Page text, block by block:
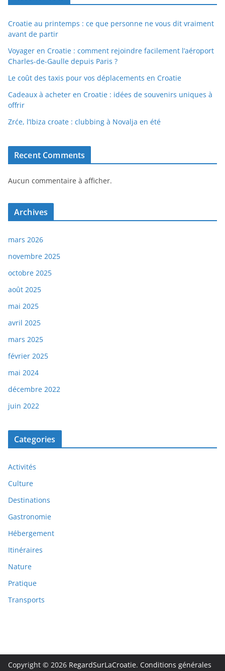
Croatie au printemps : ce que personne ne vous dit vraiment
avant de partir
Voyager en Croatie : comment rejoindre facilement l’aéroport
Charles-de-Gaulle depuis Paris ?
Le coût des taxis pour vos déplacements en Croatie
Cadeaux à acheter en Croatie : idées de souvenirs uniques à
offrir
Zrće, l’Ibiza croate : clubbing à Novalja en été
Recent Comments
Aucun commentaire à afficher.
Archives
mars 2026
novembre 2025
octobre 2025
août 2025
mai 2025
avril 2025
mars 2025
février 2025
mai 2024
décembre 2022
juin 2022
Categories
Activités
Culture
Destinations
Gastronomie
Hébergement
Itinéraires
Nature
Pratique
Transports
Copyright © 2026 RegardSurLaCroatie. Conditions générales